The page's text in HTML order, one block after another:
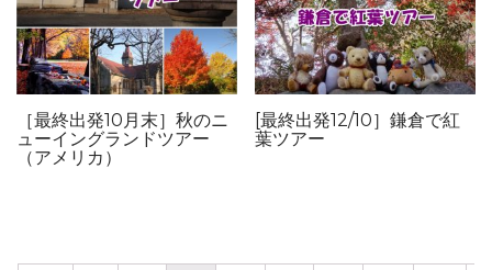
［最終出発10月末］秋のニ
ューイングランドツアー
（アメリカ）
[最終出発12/10］鎌倉で紅
葉ツアー